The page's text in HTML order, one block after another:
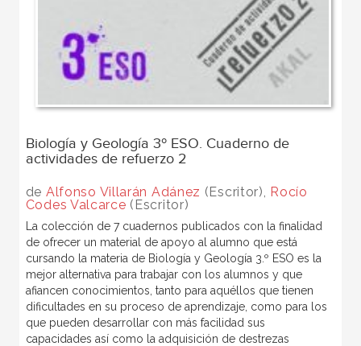
Biología y Geología 3º ESO. Cuaderno de
actividades de refuerzo 2
de Alfonso Villarán Adánez (Escritor), Rocío
Codes Valcarce (Escritor)
La colección de 7 cuadernos publicados con la finalidad
de ofrecer un material de apoyo al alumno que está
cursando la materia de Biología y Geología 3.º ESO es la
mejor alternativa para trabajar con los alumnos y que
afiancen conocimientos, tanto para aquéllos que tienen
dificultades en su proceso de aprendizaje, como para los
que pueden desarrollar con más facilidad sus
capacidades así como la adquisición de destrezas